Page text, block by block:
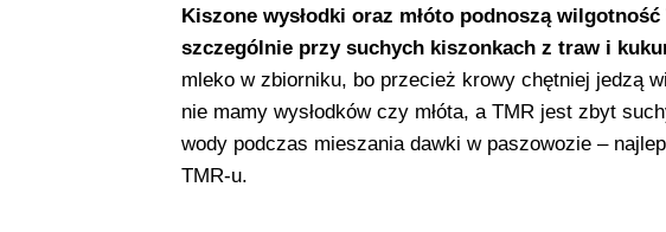
Kiszone wysłodki oraz młóto podnoszą
szczególnie przy suchych kiszonkach z traw i
mleko w zbiorniku, bo przecież krowy chętniej jedzą
nie mamy wysłodków czy młóta, a TMR jest zbyt
wody podczas mieszania dawki w paszowozie –
TMR-u.